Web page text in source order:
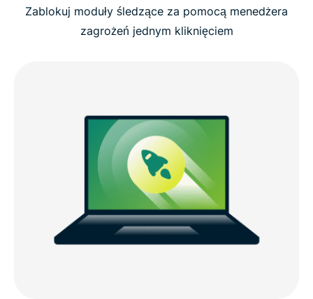
Zablokuj moduły śledzące za pomocą menedżera
zagrożeń jednym kliknięciem